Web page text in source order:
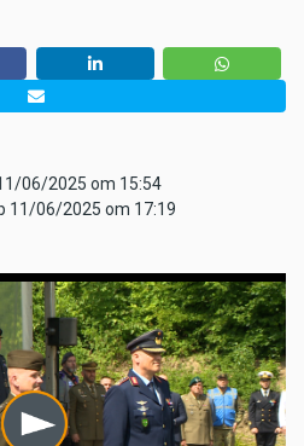
06/2025 om 15:54
11/06/2025 om 17:19